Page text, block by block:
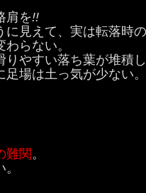
を!!
に見えて、実は転落時
らない。
りやすい落ち葉が堆積
足場は土っ気が少ない
難関。